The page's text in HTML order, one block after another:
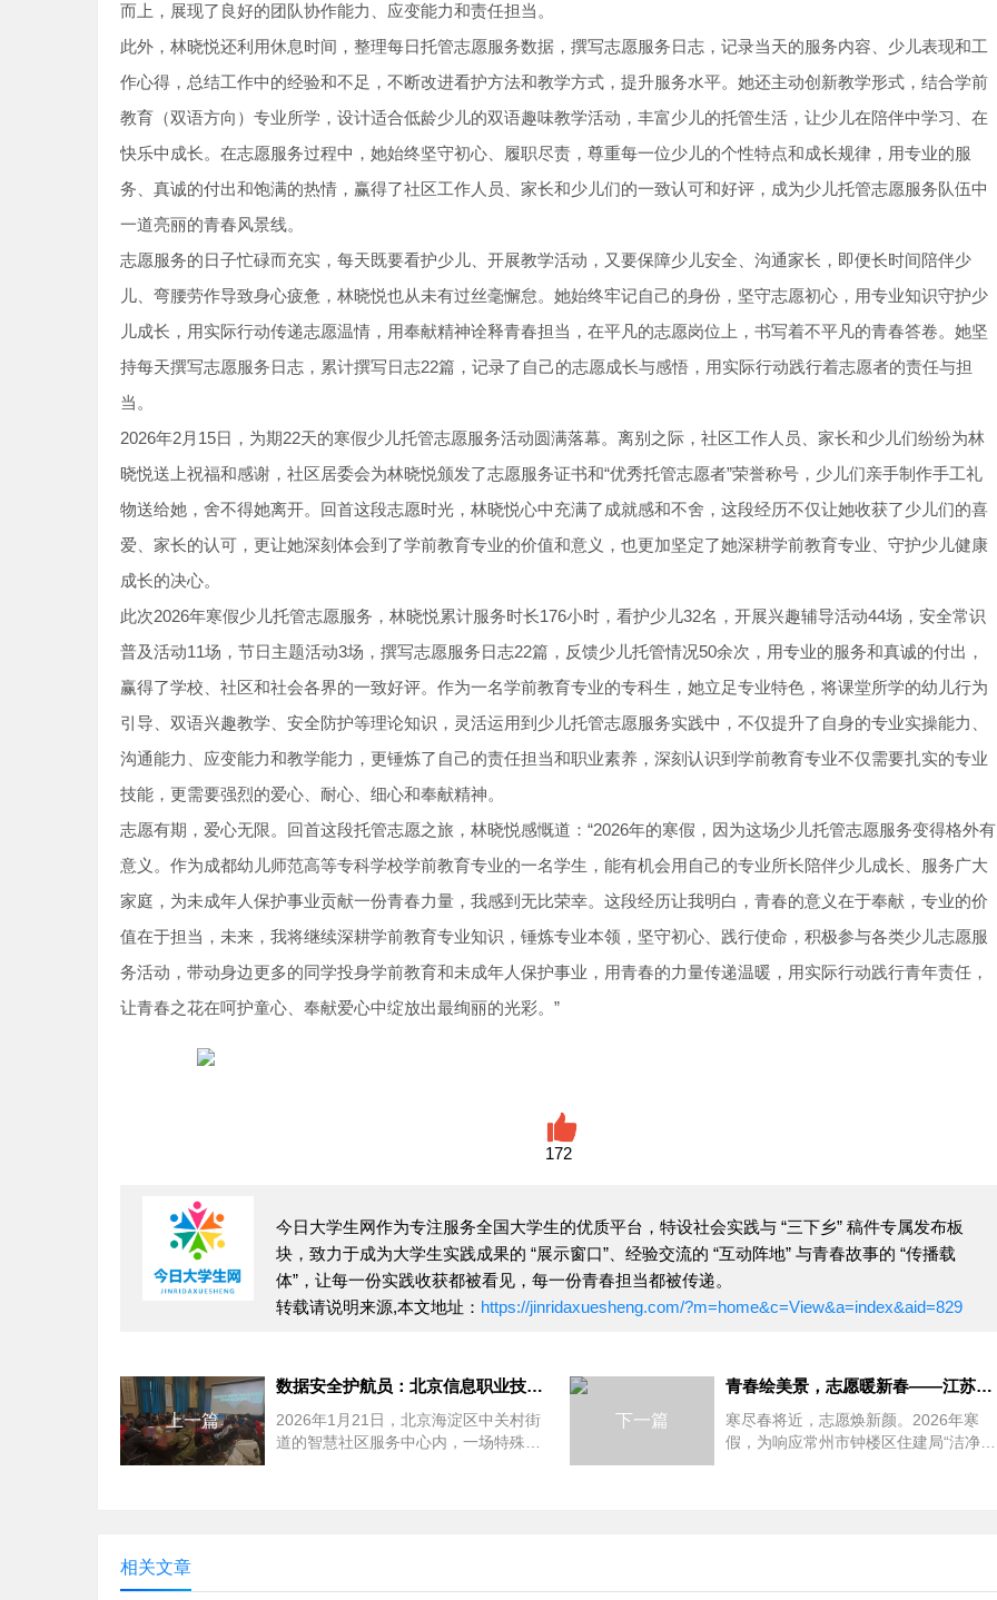
而上，展现了良好的团队协作能力、应变能力和责任担当。
此外，林晓悦还利用休息时间，整理每日托管志愿服务数据，撰写志愿服务日志，记录当天的服务内容、少儿表现和工
作心得，总结工作中的经验和不足，不断改进看护方法和教学方式，提升服务水平。她还主动创新教学形式，结合学前
教育（双语方向）专业所学，设计适合低龄少儿的双语趣味教学活动，丰富少儿的托管生活，让少儿在陪伴中学习、在
快乐中成长。在志愿服务过程中，她始终坚守初心、履职尽责，尊重每一位少儿的个性特点和成长规律，用专业的服
务、真诚的付出和饱满的热情，赢得了社区工作人员、家长和少儿们的一致认可和好评，成为少儿托管志愿服务队伍中
一道亮丽的青春风景线。
志愿服务的日子忙碌而充实，每天既要看护少儿、开展教学活动，又要保障少儿安全、沟通家长，即便长时间陪伴少
儿、弯腰劳作导致身心疲惫，林晓悦也从未有过丝毫懈怠。她始终牢记自己的身份，坚守志愿初心，用专业知识守护少
儿成长，用实际行动传递志愿温情，用奉献精神诠释青春担当，在平凡的志愿岗位上，书写着不平凡的青春答卷。她坚
持每天撰写志愿服务日志，累计撰写日志22篇，记录了自己的志愿成长与感悟，用实际行动践行着志愿者的责任与担
当。
2026年2月15日，为期22天的寒假少儿托管志愿服务活动圆满落幕。离别之际，社区工作人员、家长和少儿们纷纷为林
晓悦送上祝福和感谢，社区居委会为林晓悦颁发了志愿服务证书和“优秀托管志愿者”荣誉称号，少儿们亲手制作手工礼
物送给她，舍不得她离开。回首这段志愿时光，林晓悦心中充满了成就感和不舍，这段经历不仅让她收获了少儿们的喜
爱、家长的认可，更让她深刻体会到了学前教育专业的价值和意义，也更加坚定了她深耕学前教育专业、守护少儿健康
成长的决心。
此次2026年寒假少儿托管志愿服务，林晓悦累计服务时长176小时，看护少儿32名，开展兴趣辅导活动44场，安全常识
普及活动11场，节日主题活动3场，撰写志愿服务日志22篇，反馈少儿托管情况50余次，用专业的服务和真诚的付出，
赢得了学校、社区和社会各界的一致好评。作为一名学前教育专业的专科生，她立足专业特色，将课堂所学的幼儿行为
引导、双语兴趣教学、安全防护等理论知识，灵活运用到少儿托管志愿服务实践中，不仅提升了自身的专业实操能力、
沟通能力、应变能力和教学能力，更锤炼了自己的责任担当和职业素养，深刻认识到学前教育专业不仅需要扎实的专业
技能，更需要强烈的爱心、耐心、细心和奉献精神。
志愿有期，爱心无限。回首这段托管志愿之旅，林晓悦感慨道：“2026年的寒假，因为这场少儿托管志愿服务变得格外有
意义。作为成都幼儿师范高等专科学校学前教育专业的一名学生，能有机会用自己的专业所长陪伴少儿成长、服务广大
家庭，为未成年人保护事业贡献一份青春力量，我感到无比荣幸。这段经历让我明白，青春的意义在于奉献，专业的价
值在于担当，未来，我将继续深耕学前教育专业知识，锤炼专业本领，坚守初心、践行使命，积极参与各类少儿志愿服
务活动，带动身边更多的同学投身学前教育和未成年人保护事业，用青春的力量传递温暖，用实际行动践行青年责任，
让青春之花在呵护童心、奉献爱心中绽放出最绚丽的光彩。”
172
今日大学生网作为专注服务全国大学生的优质平台，特设社会实践与 “三下乡” 稿件专属发布板
块，致力于成为大学生实践成果的 “展示窗口”、经验交流的 “互动阵地” 与青春故事的 “传播载
体”，让每一份实践收获都被看见，每一份青春担当都被传递。
转载请说明来源,本文地址： https://jinridaxuesheng.com/?m=home&c=View&a=index&aid=829
上一篇
数据安全护航员：北京信息职业技术学院学子守护2026年社区数
2026年1月21日，北京海淀区中关村街
道的智慧社区服务中心内，一场特殊
下一篇
青春绘美景，志愿暖新春——江苏城乡建设职业学院学子2026年
寒尽春将近，志愿焕新颜。2026年寒
假，为响应常州市钟楼区住建局“洁净家
相关文章